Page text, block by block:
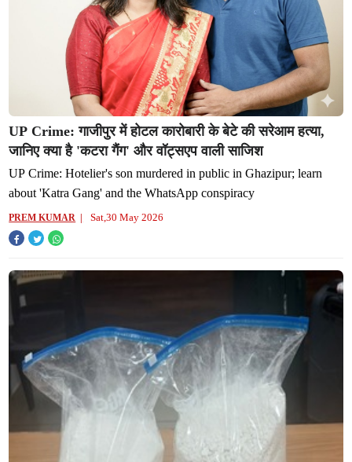
​UP Crime: गाजीपुर में होटल कारोबारी के बेटे की सरेआम हत्या,
जानिए क्या है 'कटरा गैंग' और वॉट्सएप वाली साजिश
UP Crime: Hotelier's son murdered in public in Ghazipur; learn
about 'Katra Gang' and the WhatsApp conspiracy
PREM KUMAR Sat,30 May 2026